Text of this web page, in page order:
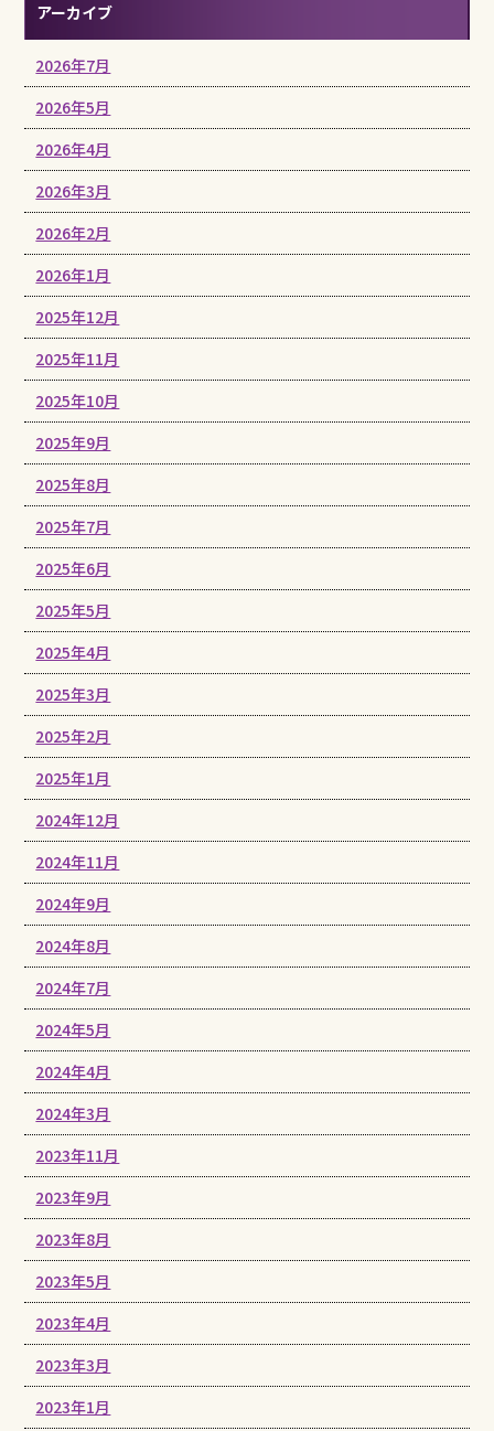
アーカイブ
2026年7月
2026年5月
2026年4月
2026年3月
2026年2月
2026年1月
2025年12月
2025年11月
2025年10月
2025年9月
2025年8月
2025年7月
2025年6月
2025年5月
2025年4月
2025年3月
2025年2月
2025年1月
2024年12月
2024年11月
2024年9月
2024年8月
2024年7月
2024年5月
2024年4月
2024年3月
2023年11月
2023年9月
2023年8月
2023年5月
2023年4月
2023年3月
2023年1月